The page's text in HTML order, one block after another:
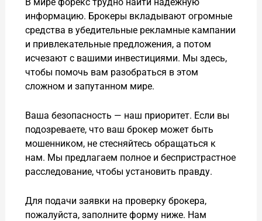
В мире форекс трудно найти надежную
информацию. Брокеры вкладывают огромные
средства в убедительные рекламные кампании
и привлекательные предложения, а потом
исчезают с вашими инвестициями. Мы здесь,
чтобы помочь вам разобраться в этом
сложном и запутанном мире.
Ваша безопасность — наш приоритет. Если вы
подозреваете, что ваш брокер может быть
мошенником, не стесняйтесь обращаться к
нам. Мы предлагаем полное и беспристрастное
расследование, чтобы установить правду.
Для подачи заявки на проверку брокера,
пожалуйста, заполните форму ниже. Нам